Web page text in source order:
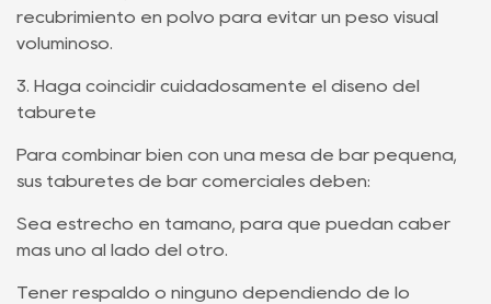
recubrimiento en polvo para evitar un peso visual
voluminoso.
3. Haga coincidir cuidadosamente el diseño del
taburete
Para combinar bien con una mesa de bar pequeña,
sus taburetes de bar comerciales deben:
Sea estrecho en tamaño, para que puedan caber
más uno al lado del otro.
Tener respaldo o ninguno dependiendo de lo